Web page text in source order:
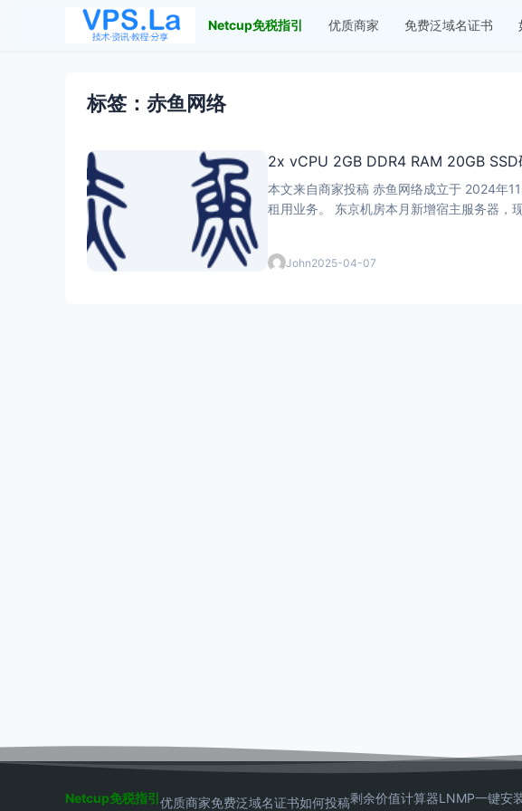
Netcup免税指引 优质商家 免费泛域名证书
标签：赤鱼网络
2x vCPU 2GB DDR4 RAM 20GB
本文来自商家投稿 赤鱼网络成立于 2024年
John2025-04-07
Netcup免税指引优质商家免费泛域名证书如何投稿剩余价值计算器LNMP一键安